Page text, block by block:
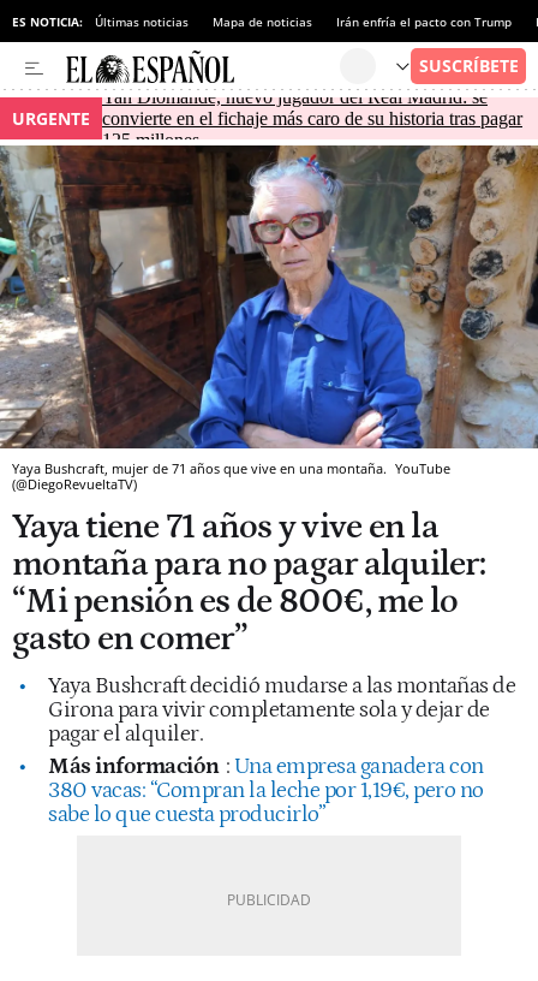
ES NOTICIA: Últimas noticias Mapa de noticias Irán enfría el pacto con Trump
URGENTE
Yan Diomande, nuevo jugador del Real Madrid: se
convierte en el fichaje más caro de su historia tras pagar
125 millones
Yaya Bushcraft, mujer de 71 años que vive en una montaña. YouTube
(@DiegoRevueltaTV)
Yaya tiene 71 años y vive en la
montaña para no pagar alquiler:
“Mi pensión es de 800€, me lo
gasto en comer”
Yaya Bushcraft decidió mudarse a las montañas de
Girona para vivir completamente sola y dejar de
pagar el alquiler.
Más información : Una empresa ganadera con
380 vacas: “Compran la leche por 1,19€, pero no
sabe lo que cuesta producirlo”